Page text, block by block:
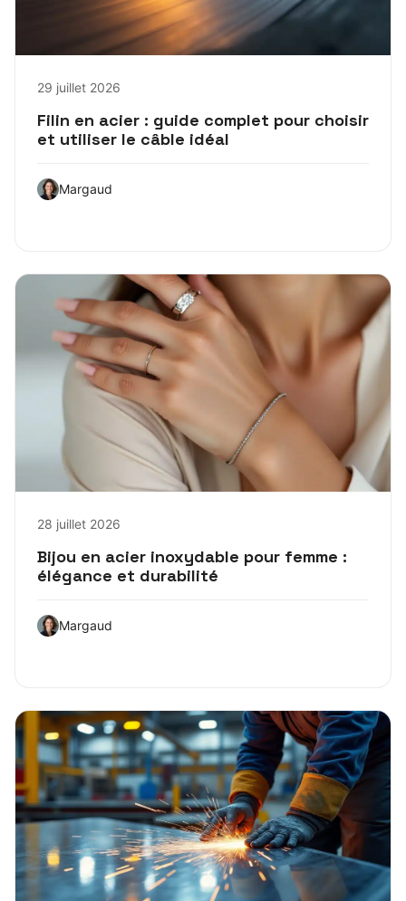
29 juillet 2026
Filin en acier : guide complet pour choisir
et utiliser le câble idéal
Margaud
28 juillet 2026
Bijou en acier inoxydable pour femme :
élégance et durabilité
Margaud